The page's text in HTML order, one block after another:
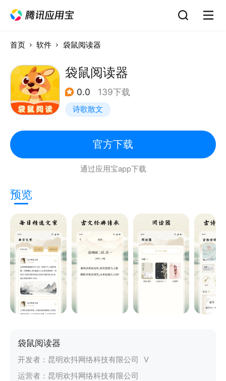
首页 软件 袋鼠阅读器
袋鼠阅读器
0.0 139下载
诗歌散文
官方下载
通过应用宝app下载
预览
袋鼠阅读器
开发者： 昆明欢抖网络科技有限公司
V
运营者： 昆明欢抖网络科技有限公司